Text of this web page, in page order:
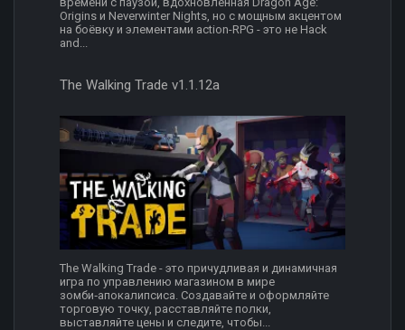
Origins и Neverwinter Nights, но с мощным акцентом
на боёвку и элементами action-RPG - это не Hack
and...
The Walking Trade v1.1.12a
The Walking Trade - это причудливая и динамичная
игра по управлению магазином в мире
зомби‑апокалипсиса. Создавайте и оформляйте
торговую точку, расставляйте полки,
выставляйте цены и следите, чтобы...